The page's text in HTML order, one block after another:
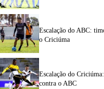
Escalação do ABC:
o Criciúma
Escalação do
contra o ABC